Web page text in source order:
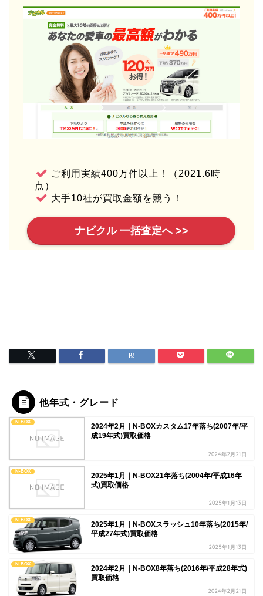
ご利用実績400万件以上！（2021.6時
点）
大手10社が買取金額を競う！
ナビクル 一括査定へ >>
他年式・グレード
N-BOX
2024年2月｜N-BOXカスタム17年落ち(2007年/平
成19年式)買取価格
2024年2月21日
N-BOX
2025年1月｜N-BOX21年落ち(2004年/平成16年
式)買取価格
2025年1月13日
N-BOX
2025年1月｜N-BOXスラッシュ10年落ち(2015年/
平成27年式)買取価格
2025年1月13日
N-BOX
2024年2月｜N-BOX8年落ち(2016年/平成28年式)
買取価格
2024年2月21日